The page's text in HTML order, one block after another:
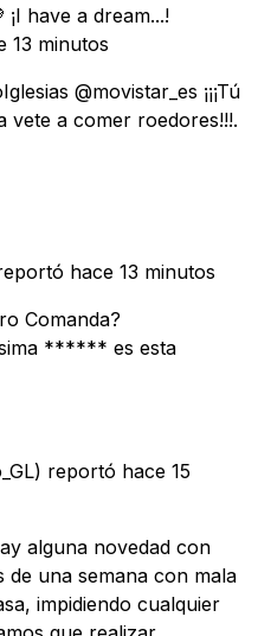
have a dream...!
13 minutos
@movistar_es ¡¡¡Tú
vete a comer roedores!!!.
hace 13 minutos
Comanda?
****** es esta
reportó hace 15
alguna novedad con
de una semana con mala
impidiendo cualquier